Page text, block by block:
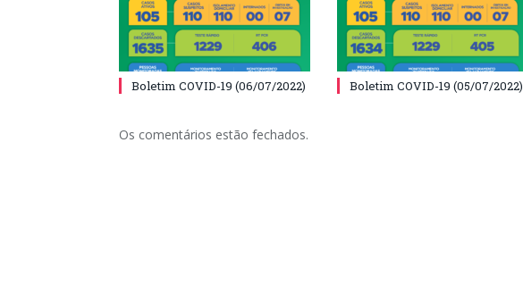
Boletim COVID-19 (06/07/2022) Boletim COVID-19 (05/07/2022)
Os comentários estão fechados.